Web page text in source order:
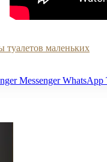
туалетов маленьких
Messenger WhatsApp